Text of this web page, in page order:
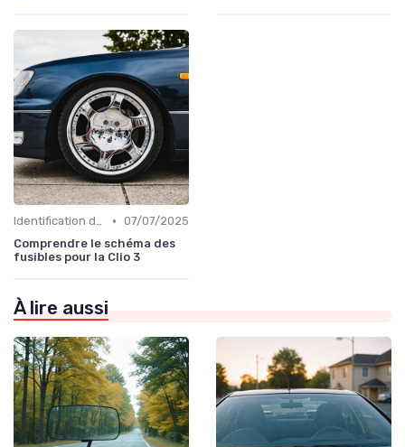
Identification de la Pièce Nécessaire • 07/07/2025
Comprendre le schéma des
fusibles pour la Clio 3
À lire aussi